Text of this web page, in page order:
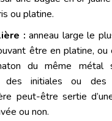
ou platine.
: anneau large le
être en platine, ou
du même métal
des initiales ou des
peut-être sertie
ou non.